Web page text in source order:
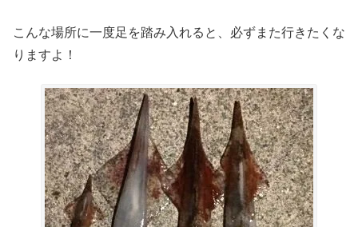
こんな場所に一度足を踏み入れると、必ずまた行きたくな
りますよ！